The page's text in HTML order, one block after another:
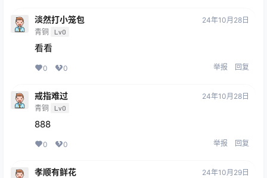
淡然打小笼包
青铜 Lv0
24年10月28日
看看
0 0 举报 回复
戒指难过
青铜 Lv0
24年10月28日
888
0 0 举报 回复
孝顺有鲜花 24年10月29日